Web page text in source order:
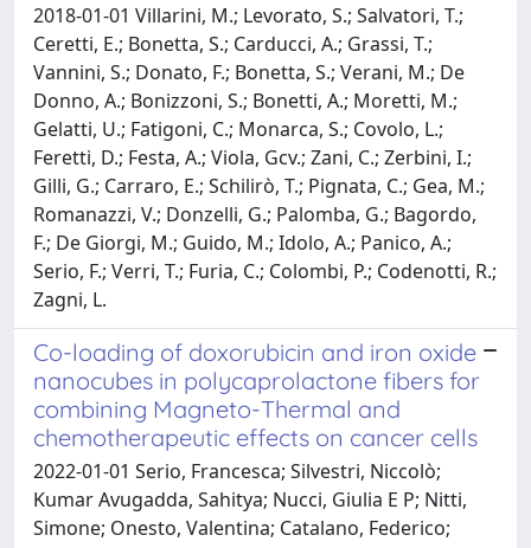
2018-01-01 Villarini, M.; Levorato, S.; Salvatori, T.;
Ceretti, E.; Bonetta, S.; Carducci, A.; Grassi, T.;
Vannini, S.; Donato, F.; Bonetta, S.; Verani, M.; De
Donno, A.; Bonizzoni, S.; Bonetti, A.; Moretti, M.;
Gelatti, U.; Fatigoni, C.; Monarca, S.; Covolo, L.;
Feretti, D.; Festa, A.; Viola, Gcv.; Zani, C.; Zerbini, I.;
Gilli, G.; Carraro, E.; Schilirò, T.; Pignata, C.; Gea, M.;
Romanazzi, V.; Donzelli, G.; Palomba, G.; Bagordo,
F.; De Giorgi, M.; Guido, M.; Idolo, A.; Panico, A.;
Serio, F.; Verri, T.; Furia, C.; Colombi, P.; Codenotti, R.;
Zagni, L.
Co-loading of doxorubicin and iron oxide
nanocubes in polycaprolactone fibers for
combining Magneto-Thermal and
chemotherapeutic effects on cancer cells
2022-01-01 Serio, Francesca; Silvestri, Niccolò;
Kumar Avugadda, Sahitya; Nucci, Giulia E P; Nitti,
Simone; Onesto, Valentina; Catalano, Federico;